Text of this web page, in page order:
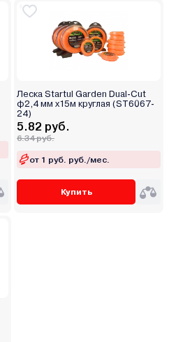
Леска Startul Garden Dual-Cut
ф2,4 мм х15м круглая (ST6067-
24)
5.82 руб.
6.34 руб.
от 1 руб. руб./мес.
Купить